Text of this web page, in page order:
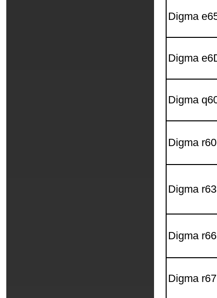
Digma
Digma
Digma
Digma
Digma
Digma
Digma